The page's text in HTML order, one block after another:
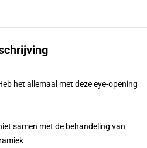
het allemaal met deze eye-opening
samen met de behandeling van